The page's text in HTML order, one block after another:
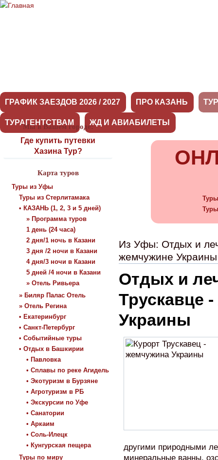
ГРАФИК ЗАЕЗДОВ 2026 / 2027 ПРО КАЗАНЬ
ТУРАГЕНТСТВАМ ЖД И АВИАБИЛЕТЫ
Мы в Вашем городе:
Где купить путевки
Хазина Тур?
Карта туров
Туры из Уфы
Туры из Стерлитамака
• КАЗАНЬ (1, 2, 3 и 5 дней)
» Программа туров
1 день (24 часа)
2 дня/1 ночь в Казани
3 дня /2 ночи в Казани
4 дня/3 ночи в Казани
5 дней /4 ночи в Казани
» Отель Ривьера
» Биляр Палас Отель
» Отель Регина
• Екатеринбург
• Санкт-Петербург
• Событийные туры
• Отдых в Башкирии
• Павловка
• Сплавы по реке Агидель
• Экотуризм в Бурзяне
• Агротуризм в РБ
• Экскурсии по Уфе
• Санатории
• Аркаим
• Соль-Илецк
• Кунгурская пещера
Туры по миру
Туры
Из Уфы: Отдых и
жемчужине
Отдых и
Трускавце
Украины
другими природными
минеральные ванны,